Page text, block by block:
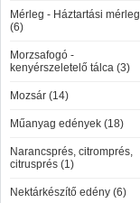
Mérleg - Háztartási mérleg
(6)
Morzsafogó -
kenyérszeletelő tálca (3)
Mozsár (14)
Műanyag edények (18)
Narancsprés, citromprés,
citrusprés (1)
Nektárkészítő edény (6)